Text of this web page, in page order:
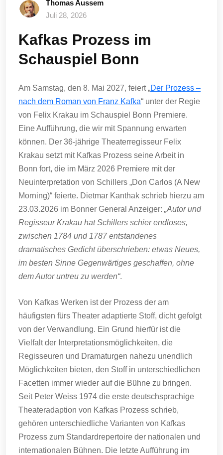
Thomas Aussem
Juli 28, 2026
Kafkas Prozess im
Schauspiel Bonn
Am Samstag, den 8. Mai 2027, feiert „Der Prozess –
nach dem Roman von Franz Kafka“ unter der Regie
von Felix Krakau im Schauspiel Bonn Premiere.
Eine Aufführung, die wir mit Spannung erwarten
können. Der 36-jährige Theaterregisseur Felix
Krakau setzt mit Kafkas Prozess seine Arbeit in
Bonn fort, die im März 2026 Premiere mit der
Neuinterpretation von Schillers „Don Carlos (A New
Morning)“ feierte. Dietmar Kanthak schrieb hierzu am
23.03.2026 im Bonner General Anzeiger: „Autor und
Regisseur Krakau hat Schillers schier endloses,
zwischen 1784 und 1787 entstandenes
dramatisches Gedicht überschrieben: etwas Neues,
im besten Sinne Gegenwärtiges geschaffen, ohne
dem Autor untreu zu werden“.
Von Kafkas Werken ist der Prozess der am
häufigsten fürs Theater adaptierte Stoff, dicht gefolgt
von der Verwandlung. Ein Grund hierfür ist die
Vielfalt der Interpretationsmöglichkeiten, die
Regisseuren und Dramaturgen nahezu unendlich
Möglichkeiten bieten, den Stoff in unterschiedlichen
Facetten immer wieder auf die Bühne zu bringen.
Seit Peter Weiss 1974 die erste deutschsprachige
Theateradaption von Kafkas Prozess schrieb,
gehören unterschiedliche Varianten von Kafkas
Prozess zum Standardrepertoire der nationalen und
internationalen Bühnen. Die letzte Aufführung im